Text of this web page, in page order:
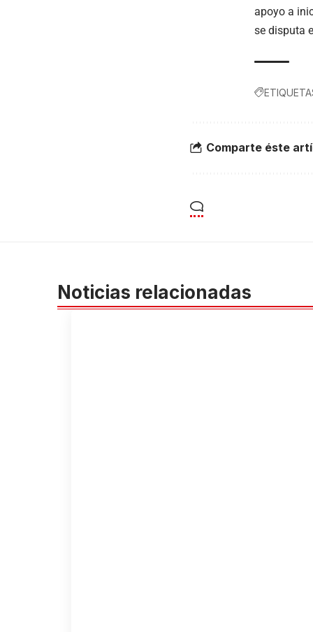
apoyo a
se disputa
Comparte éste
Noticias relacionadas